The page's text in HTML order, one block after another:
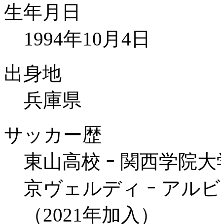
生年月日
1994年10月4日
出身地
兵庫県
サッカー歴
東山高校 ｰ 関西学院
京ヴェルディ ｰ アル
（2021年加入）